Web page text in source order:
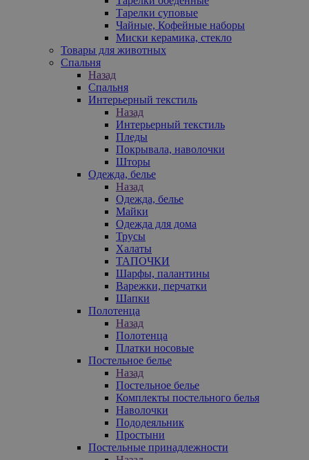
Тарелки суповые
Чайные, Кофейные наборы
Миски керамика, стекло
Товары для животных
Спальня
Назад
Спальня
Интерьерный текстиль
Назад
Интерьерный текстиль
Пледы
Покрывала, наволочки
Шторы
Одежда, белье
Назад
Одежда, белье
Майки
Одежда для дома
Трусы
Халаты
ТАПОЧКИ
Шарфы, палантины
Варежки, перчатки
Шапки
Полотенца
Назад
Полотенца
Платки носовые
Постельное белье
Назад
Постельное белье
Комплекты постельного белья
Наволочки
Пододеяльник
Простыни
Постельные принадлежности